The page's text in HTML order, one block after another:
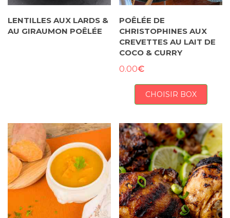
LENTILLES AUX LARDS &
AU GIRAUMON POÊLÉE
POÊLÉE DE
CHRISTOPHINES AUX
CREVETTES AU LAIT DE
COCO & CURRY
0.00€
CHOISIR BOX